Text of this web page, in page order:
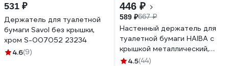
531 ₽
Держатель для туалетной
бумаги Savol без крышки,
хром S-007052 23234
4.6(9)
446 ₽
589 ₽667 ₽
Настенный держатель для
туалетной бумаги HAIBA с
крышкой металлический,
хром HB504 540523
4.5(44)